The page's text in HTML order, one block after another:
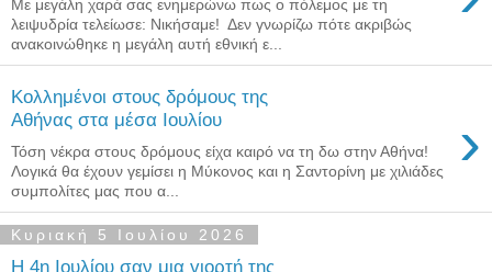
Με μεγάλη χαρά σας ενημερώνω πως ο πόλεμος με τη
λειψυδρία τελείωσε: Νικήσαμε! Δεν γνωρίζω πότε ακριβώς
ανακοινώθηκε η μεγάλη αυτή εθνική ε...
Κολλημένοι στους δρόμους της
Αθήνας στα μέσα Ιουλίου
›
Τόση νέκρα στους δρόμους είχα καιρό να τη δω στην Αθήνα!
Λογικά θα έχουν γεμίσει η Μύκονος και η Σαντορίνη με χιλιάδες
συμπολίτες μας που α...
Κυριακή 5 Ιουλίου 2026
H 4η Ιουλίου σαν μια γιορτή της